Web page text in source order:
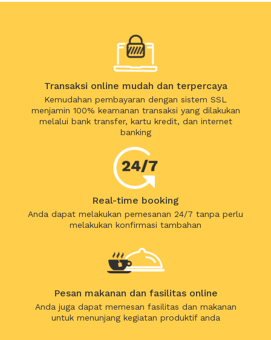
Transaksi online mudah dan terpercaya
Kemudahan pembayaran dengan sistem SSL
menjamin 100% keamanan transaksi yang dilakukan
melalui bank transfer, kartu kredit, dan internet
banking
Real-time booking
Anda dapat melakukan pemesanan 24/7 tanpa perlu
melakukan konfirmasi tambahan
Pesan makanan dan fasilitas online
Anda juga dapat memesan fasilitas dan makanan
untuk menunjang kegiatan produktif anda